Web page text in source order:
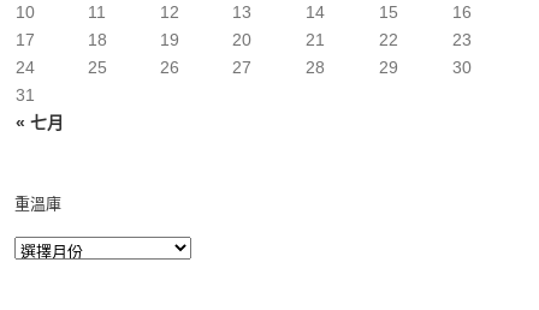
« 七月
10
11 12 13 14 15
16
17
18 19 20 21 22
23
24
25 26 27 28 29
30
31
重溫庫